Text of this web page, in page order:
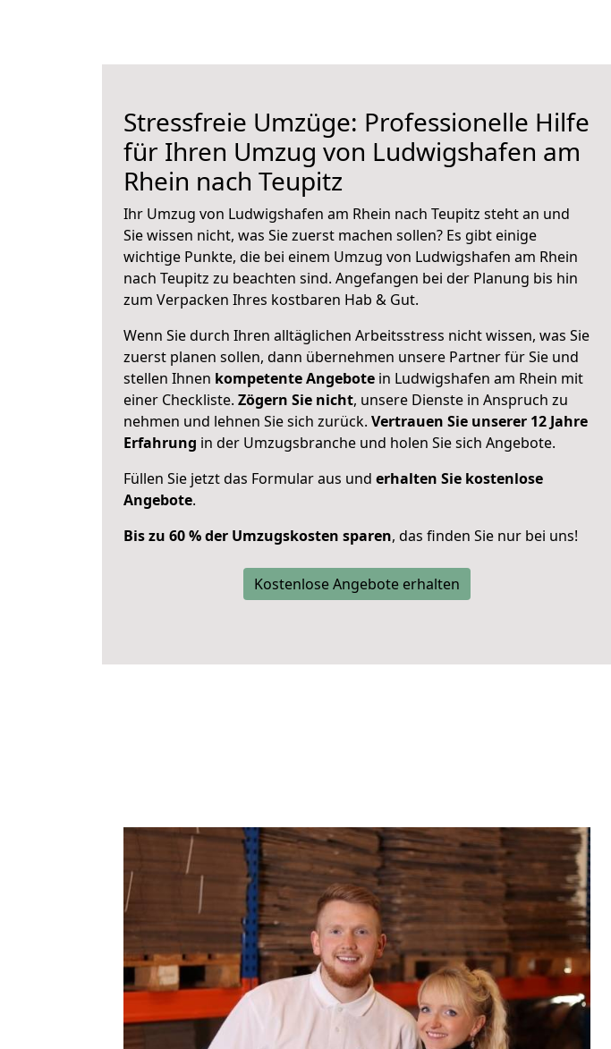
Stressfreie Umzüge: Professionelle Hilfe
für Ihren Umzug von Ludwigshafen am
Rhein nach Teupitz
Ihr Umzug von Ludwigshafen am Rhein nach Teupitz steht an und
Sie wissen nicht, was Sie zuerst machen sollen? Es gibt einige
wichtige Punkte, die bei einem Umzug von Ludwigshafen am Rhein
nach Teupitz zu beachten sind. Angefangen bei der Planung bis hin
zum Verpacken Ihres kostbaren Hab & Gut.
Wenn Sie durch Ihren alltäglichen Arbeitsstress nicht wissen, was Sie
zuerst planen sollen, dann übernehmen unsere Partner für Sie und
stellen Ihnen kompetente Angebote in Ludwigshafen am Rhein mit
einer Checkliste. Zögern Sie nicht, unsere Dienste in Anspruch zu
nehmen und lehnen Sie sich zurück. Vertrauen Sie unserer 12 Jahre
Erfahrung in der Umzugsbranche und holen Sie sich Angebote.
Füllen Sie jetzt das Formular aus und erhalten Sie kostenlose
Angebote.
Bis zu 60 % der Umzugskosten sparen, das finden Sie nur bei uns!
Kostenlose Angebote erhalten